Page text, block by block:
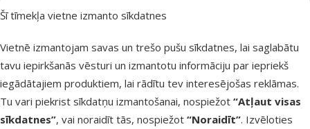
Šī tīmekļa vietne izmanto sīkdatnes
Vietnē izmantojam savas un trešo pušu sīkdatnes, lai saglabātu
tavu iepirkšanās vēsturi un izmantotu informāciju par iepriekš
iegādātajiem produktiem, lai rādītu tev interesējošas reklāmas.
Tu vari piekrist sīkdatņu izmantošanai, nospiežot “Atļaut visas
sīkdatnes”, vai noraidīt tās, nospiežot “Noraidīt”. Izvēloties
Preces
eksotiskajiem
Filtrs
Kampaņa: Vasara
turpinās – atlaides katrai
gaumei!